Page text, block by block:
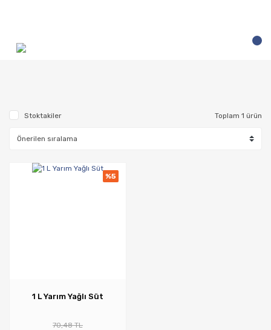
Stoktakiler Toplam 1 ürün
%5
1 L Yarım Yağlı Süt
70,48 TL